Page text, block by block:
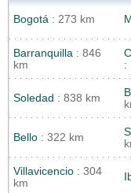
Bogotá : 273 km
Barranquilla : 846
km
:
Soledad : 838 km
Bello : 322 km
Villavicencio : 304
km